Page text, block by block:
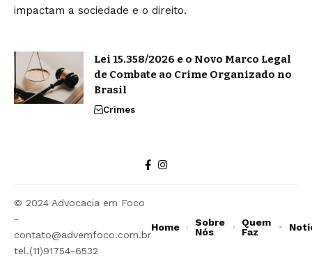
impactam a sociedade e o direito.
Lei 15.358/2026 e o Novo Marco Legal
de Combate ao Crime Organizado no
Brasil
Crimes
© 2024 Advocacia em Foco
-
contato@advemfoco.com.br
tel.(11)91754-6532
Home
Sobre
Nós
Quem
Faz